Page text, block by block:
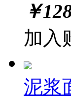
￥
加入
泥浆